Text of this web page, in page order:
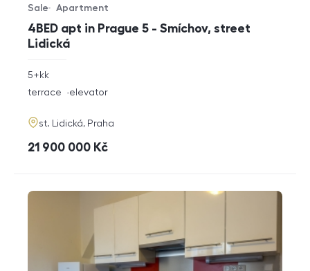
4BED apt in Prague 5 - Smíchov, street
Lidická
Offer type
Sale
Property type
Apartment
rozměry
disposition
5+kk
funkce
terrace elevator
adresa
st. Lidická, Praha
cena
21 900 000 Kč